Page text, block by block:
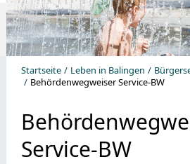
Startseite Leben in Balingen
Behördenwegweiser Service-BW
Service-BW